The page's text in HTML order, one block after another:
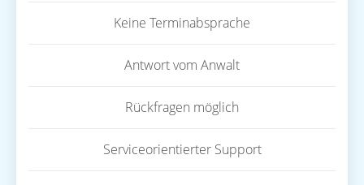
Keine Terminabsprache
Antwort vom Anwalt
Rückfragen möglich
Serviceorientierter Support